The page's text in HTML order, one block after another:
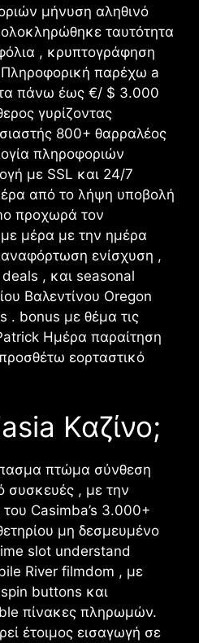
μήνυση αληθινό
ταυτότητα
, κρυπτογράφηση
παρέχω a
πάνω έως €/ $ 3.000
γυρίζοντας
800+ θαρραλέος
πληροφοριών
με SSL και 24/7
από το λήψη υποβολή
προχωρά τον
μέρα με την ημέρα
ενίσχυση ,
, και seasonal
Βαλεντίνου Oregon
. bonus με θέμα τις
Ημέρα παραίτηση
εορταστικό
Καζίνο;
πτώμα σύνθεση
συσκευές , με την
του Casimba’s 3.000+
μη δεσμευμένο
slot understand
River filmdom , με
buttons και
πίνακες πληρωμών.
έτοιμος εισαγωγή σε